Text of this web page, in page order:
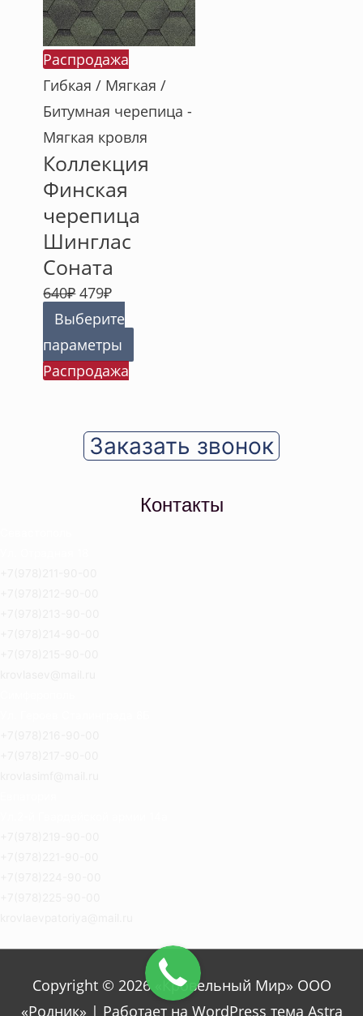
Распродажа
Гибкая / Мягкая /
Битумная черепица -
Мягкая кровля
Коллекция
Финская
черепица
Шинглас
Соната
640₽ 479₽
Выберите
параметры
Распродажа
Заказать звонок
Контакты
Copyright © 2026 «Кровельный Мир» ООО
«Родник» | Работает на WordPress тема Astra